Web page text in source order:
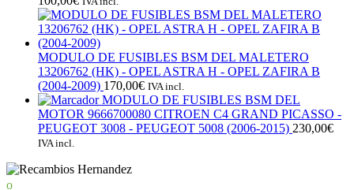
MODULO DE FUSIBLES BSM DEL MALETERO
13206762 (HK) - OPEL ASTRA H - OPEL ZAFIRA B
(2004-2009) 170,00€ IVA incl.
MODULO DE FUSIBLES BSM DEL
MOTOR 9666700080 CITROEN C4 GRAND PICASSO -
PEUGEOT 3008 - PEUGEOT 5008 (2006-2015) 230,00€
IVA incl.